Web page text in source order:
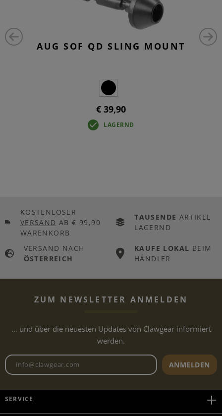
AUG SOF QD SLING MOUNT
€ 39,90
LAGERND
KOSTENLOSER
VERSAND AB € 99,90
WARENKORB
TAUSENDE ARTIKEL
LAGERND
VERSAND NACH
ÖSTERREICH
KAUFE LOKAL BEIM
HÄNDLER
ZUM NEWSLETTER ANMELDEN
... und über die neuesten Updates von Clawgear informiert
werden.
Newsletter E-Mail-Adresse
ANMELDEN
SERVICE